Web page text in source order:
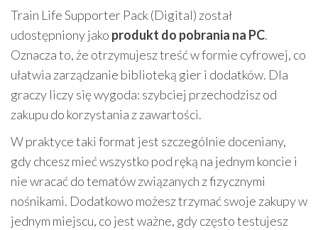
Train Life Supporter Pack (Digital) został
udostępniony jako produkt do pobrania na PC.
Oznacza to, że otrzymujesz treść w formie cyfrowej, co
ułatwia zarządzanie biblioteką gier i dodatków. Dla
graczy liczy się wygoda: szybciej przechodzisz od
zakupu do korzystania z zawartości.
W praktyce taki format jest szczególnie doceniany,
gdy chcesz mieć wszystko pod ręką na jednym koncie i
nie wracać do tematów związanych z fizycznymi
nośnikami. Dodatkowo możesz trzymać swoje zakupy w
jednym miejscu, co jest ważne, gdy często testujesz